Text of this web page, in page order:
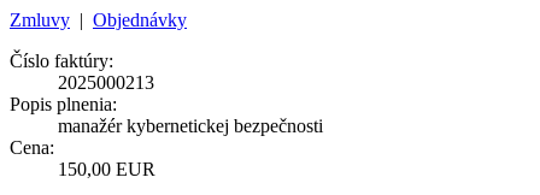
Zmluvy | Objednávky
Číslo faktúry:
2025000213
Popis plnenia:
manažér kybernetickej bezpečnosti
Cena:
150,00 EUR